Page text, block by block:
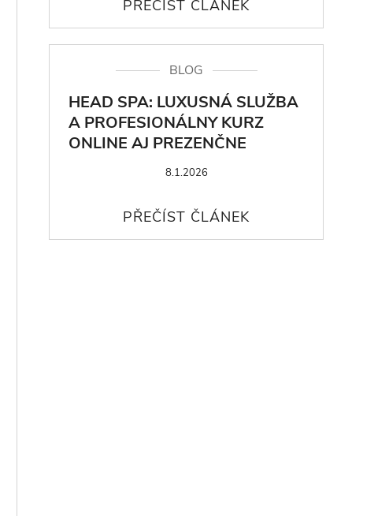
BLOG
HEAD SPA: LUXUSNÁ SLUŽBA
A PROFESIONÁLNY KURZ
ONLINE AJ PREZENČNE
8.1.2026